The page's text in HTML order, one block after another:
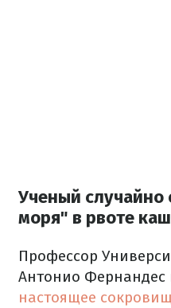
Ученый
моря" в рвоте
Профессор
Антонио Фернандес
настоящее